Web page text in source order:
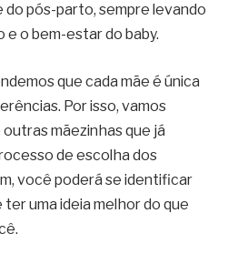
pós-parto, sempre levando
o bem-estar do baby.
que cada mãe é única
Por isso, vamos
mãezinhas que já
de escolha dos
você poderá se identificar
uma ideia melhor do que